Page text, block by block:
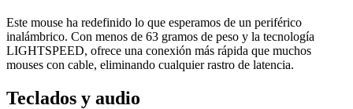
Este mouse ha redefinido lo que esperamos de un periférico
inalámbrico. Con menos de 63 gramos de peso y la tecnología
LIGHTSPEED, ofrece una conexión más rápida que muchos
mouses con cable, eliminando cualquier rastro de latencia.
Teclados y audio